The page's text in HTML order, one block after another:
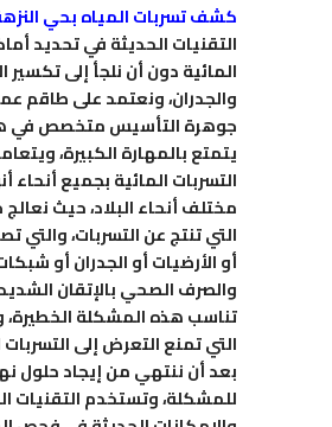
كشف تسربات المياه بحي
التقنيات الحديثة في تحديد
المائية دون أن نلجأ إلى تكسير
والجدران، ونعتمد على طاقم
جوهرة التأسيس متخصص في
يتمتع بالمهارة الكبيرة،
التسربات المائية بجميع أنحاء
مختلف أنحاء البلاد، حيث نعالج
التي تنتج عن التسربات، والتي
أو الأرضيات أو الجدران أو
والصرف الصحي بالإتقان
تناسب هذه المشكلة الخطيرة،
التي تمنع التعرض إلى
بعد أن ننتهي من إيجاد حلول
للمشكلة، وتستخدم التقنيات